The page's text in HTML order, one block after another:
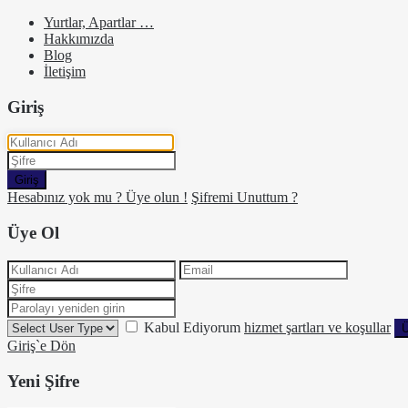
Yurtlar, Apartlar …
Hakkımızda
Blog
İletişim
Giriş
Giriş
Hesabınız yok mu ? Üye olun ! Şifremi Unuttum ?
Üye Ol
Kabul Ediyorum hizmet şartları ve koşullar
Giriş`e Dön
Yeni Şifre